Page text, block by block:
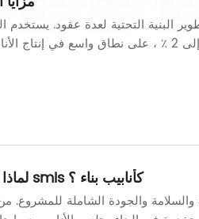
البنية التحتية لعدة عقود. يستخدم
لماذا يمكن استخدام أنابيب smls كأنابيب بناء ؟
والسلامة والجودة الشاملة للمشروع.